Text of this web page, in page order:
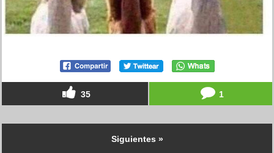
35 1
Siguientes »